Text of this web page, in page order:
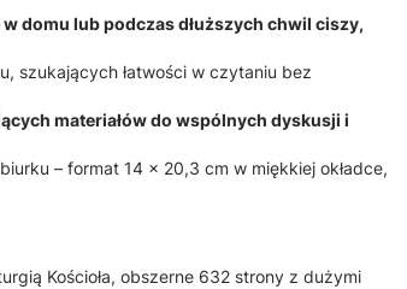
domu lub podczas dłuższych chwil ciszy,
szukających łatwości w czytaniu bez
materiałów do wspólnych dyskusji i
– format 14 x 20,3 cm w miękkiej okładce,
Kościoła, obszerne 632 strony z dużymi